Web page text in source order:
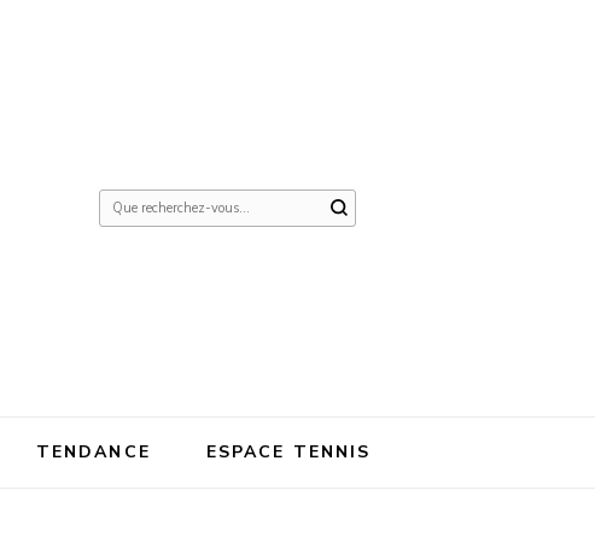
Vous
TENDANCE ESPACE TENNIS